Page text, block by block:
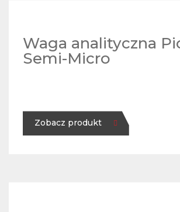
Waga analityczna
Semi-Micro
Zobacz produkt